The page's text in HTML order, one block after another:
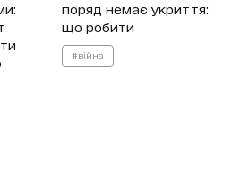
поряд немає укриття:
що робити
#війна